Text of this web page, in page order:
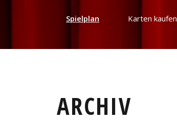
Spielplan Karten kaufen
ARCHIV